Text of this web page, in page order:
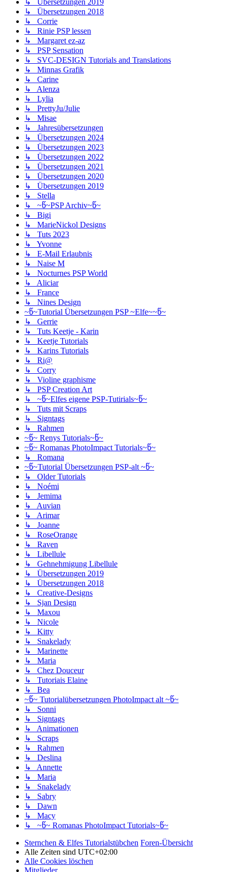
↳ Übersetzungen 2018
↳ Corrie
↳ Rinie PSP lessen
↳ Margaret ez-az
↳ PSP Sensation
↳ SVC-DESIGN Tutorials and Translations
↳ Minnas Grafik
↳ Carine
↳ Alenza
↳ Lylia
↳ PrettyJu/Julie
↳ Misae
↳ Jahresübersetzungen
↳ Übersetzungen 2024
↳ Übersetzungen 2023
↳ Übersetzungen 2022
↳ Übersetzungen 2021
↳ Übersetzungen 2020
↳ Übersetzungen 2019
↳ Stella
↳ ~წ~PSP Archiv~წ~
↳ Bigi
↳ MarieNickol Designs
↳ Tuts 2023
↳ Yvonne
↳ E-Mail Erlaubnis
↳ Naise M
↳ Nocturnes PSP World
↳ Aliciar
↳ France
↳ Nines Design
~წ~Tutorial Übersetzungen PSP ~Elfe~~წ~
↳ Gerrie
↳ Tuts Keetje - Karin
↳ Keetje Tutorials
↳ Karins Tutorials
↳ Ri@
↳ Corry
↳ Violine graphisme
↳ PSP Creation Art
↳ ~წ~Elfes eigene PSP-Tutirials~წ~
↳ Tuts mit Scraps
↳ Signtags
↳ Rahmen
~წ~ Renys Tutorials~წ~
~წ~ Romanas PhotoImpact Tutorials~წ~
↳ Romana
~წ~Tutorial Übersetzungen PSP-alt ~წ~
↳ Older Tutorials
↳ Noémi
↳ Jemima
↳ Auvian
↳ Arimar
↳ Joanne
↳ RoseOrange
↳ Raven
↳ Libellule
↳ Gehnehmigung Libellule
↳ Übersetzungen 2019
↳ Übersetzungen 2018
↳ Creative-Designs
↳ Sjan Design
↳ Maxou
↳ Nicole
↳ Kitty
↳ Snakelady
↳ Marinette
↳ Maria
↳ Chez Douceur
↳ Tutoriais Elaine
↳ Bea
~წ~ Tutorialübersetzungen PhotoImpact alt ~წ~
↳ Sonni
↳ Signtags
↳ Animationen
↳ Scraps
↳ Rahmen
↳ Deslina
↳ Annette
↳ Maria
↳ Snakelady
↳ Sabry
↳ Dawn
↳ Macy
↳ ~წ~ Romanas PhotoImpact Tutorials~წ~
Sternchen & Elfes Tutorialstübchen Foren-Übersicht
Alle Zeiten sind UTC+02:00
Alle Cookies löschen
Mitglieder